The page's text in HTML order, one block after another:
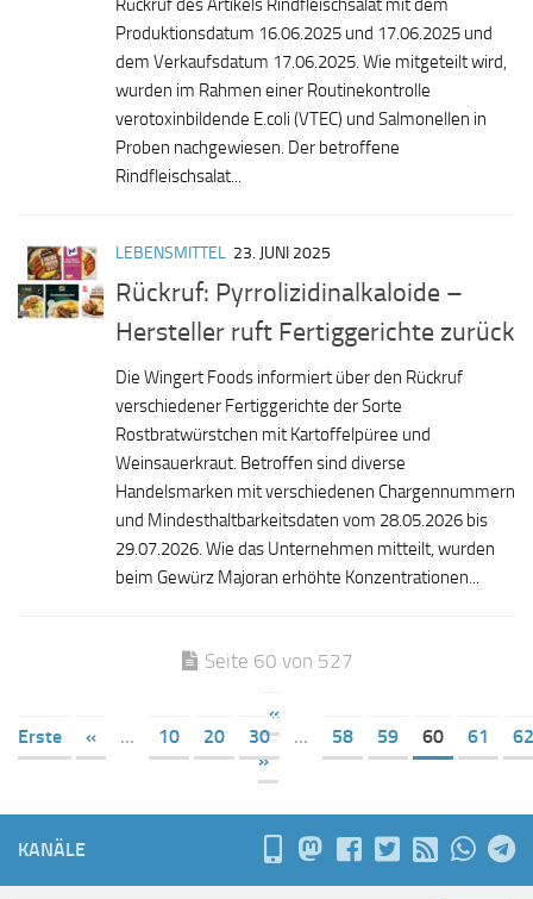
Rückruf des Artikels Rindfleischsalat mit dem
Produktionsdatum 16.06.2025 und 17.06.2025 und
dem Verkaufsdatum 17.06.2025. Wie mitgeteilt wird,
wurden im Rahmen einer Routinekontrolle
verotoxinbildende E.coli (VTEC) und Salmonellen in
Proben nachgewiesen. Der betroffene
Rindfleischsalat...
LEBENSMITTEL 23. JUNI 2025
Rückruf: Pyrrolizidinalkaloide –
Hersteller ruft Fertiggerichte zurück
Die Wingert Foods informiert über den Rückruf
verschiedener Fertiggerichte der Sorte
Rostbratwürstchen mit Kartoffelpüree und
Weinsauerkraut. Betroffen sind diverse
Handelsmarken mit verschiedenen Chargennummern
und Mindesthaltbarkeitsdaten vom 28.05.2026 bis
29.07.2026. Wie das Unternehmen mitteilt, wurden
beim Gewürz Majoran erhöhte Konzentrationen...
Seite 60 von 527
«
Erste
« ... 10 20 30 ... 58 59 60 61
62
»
KANÄLE